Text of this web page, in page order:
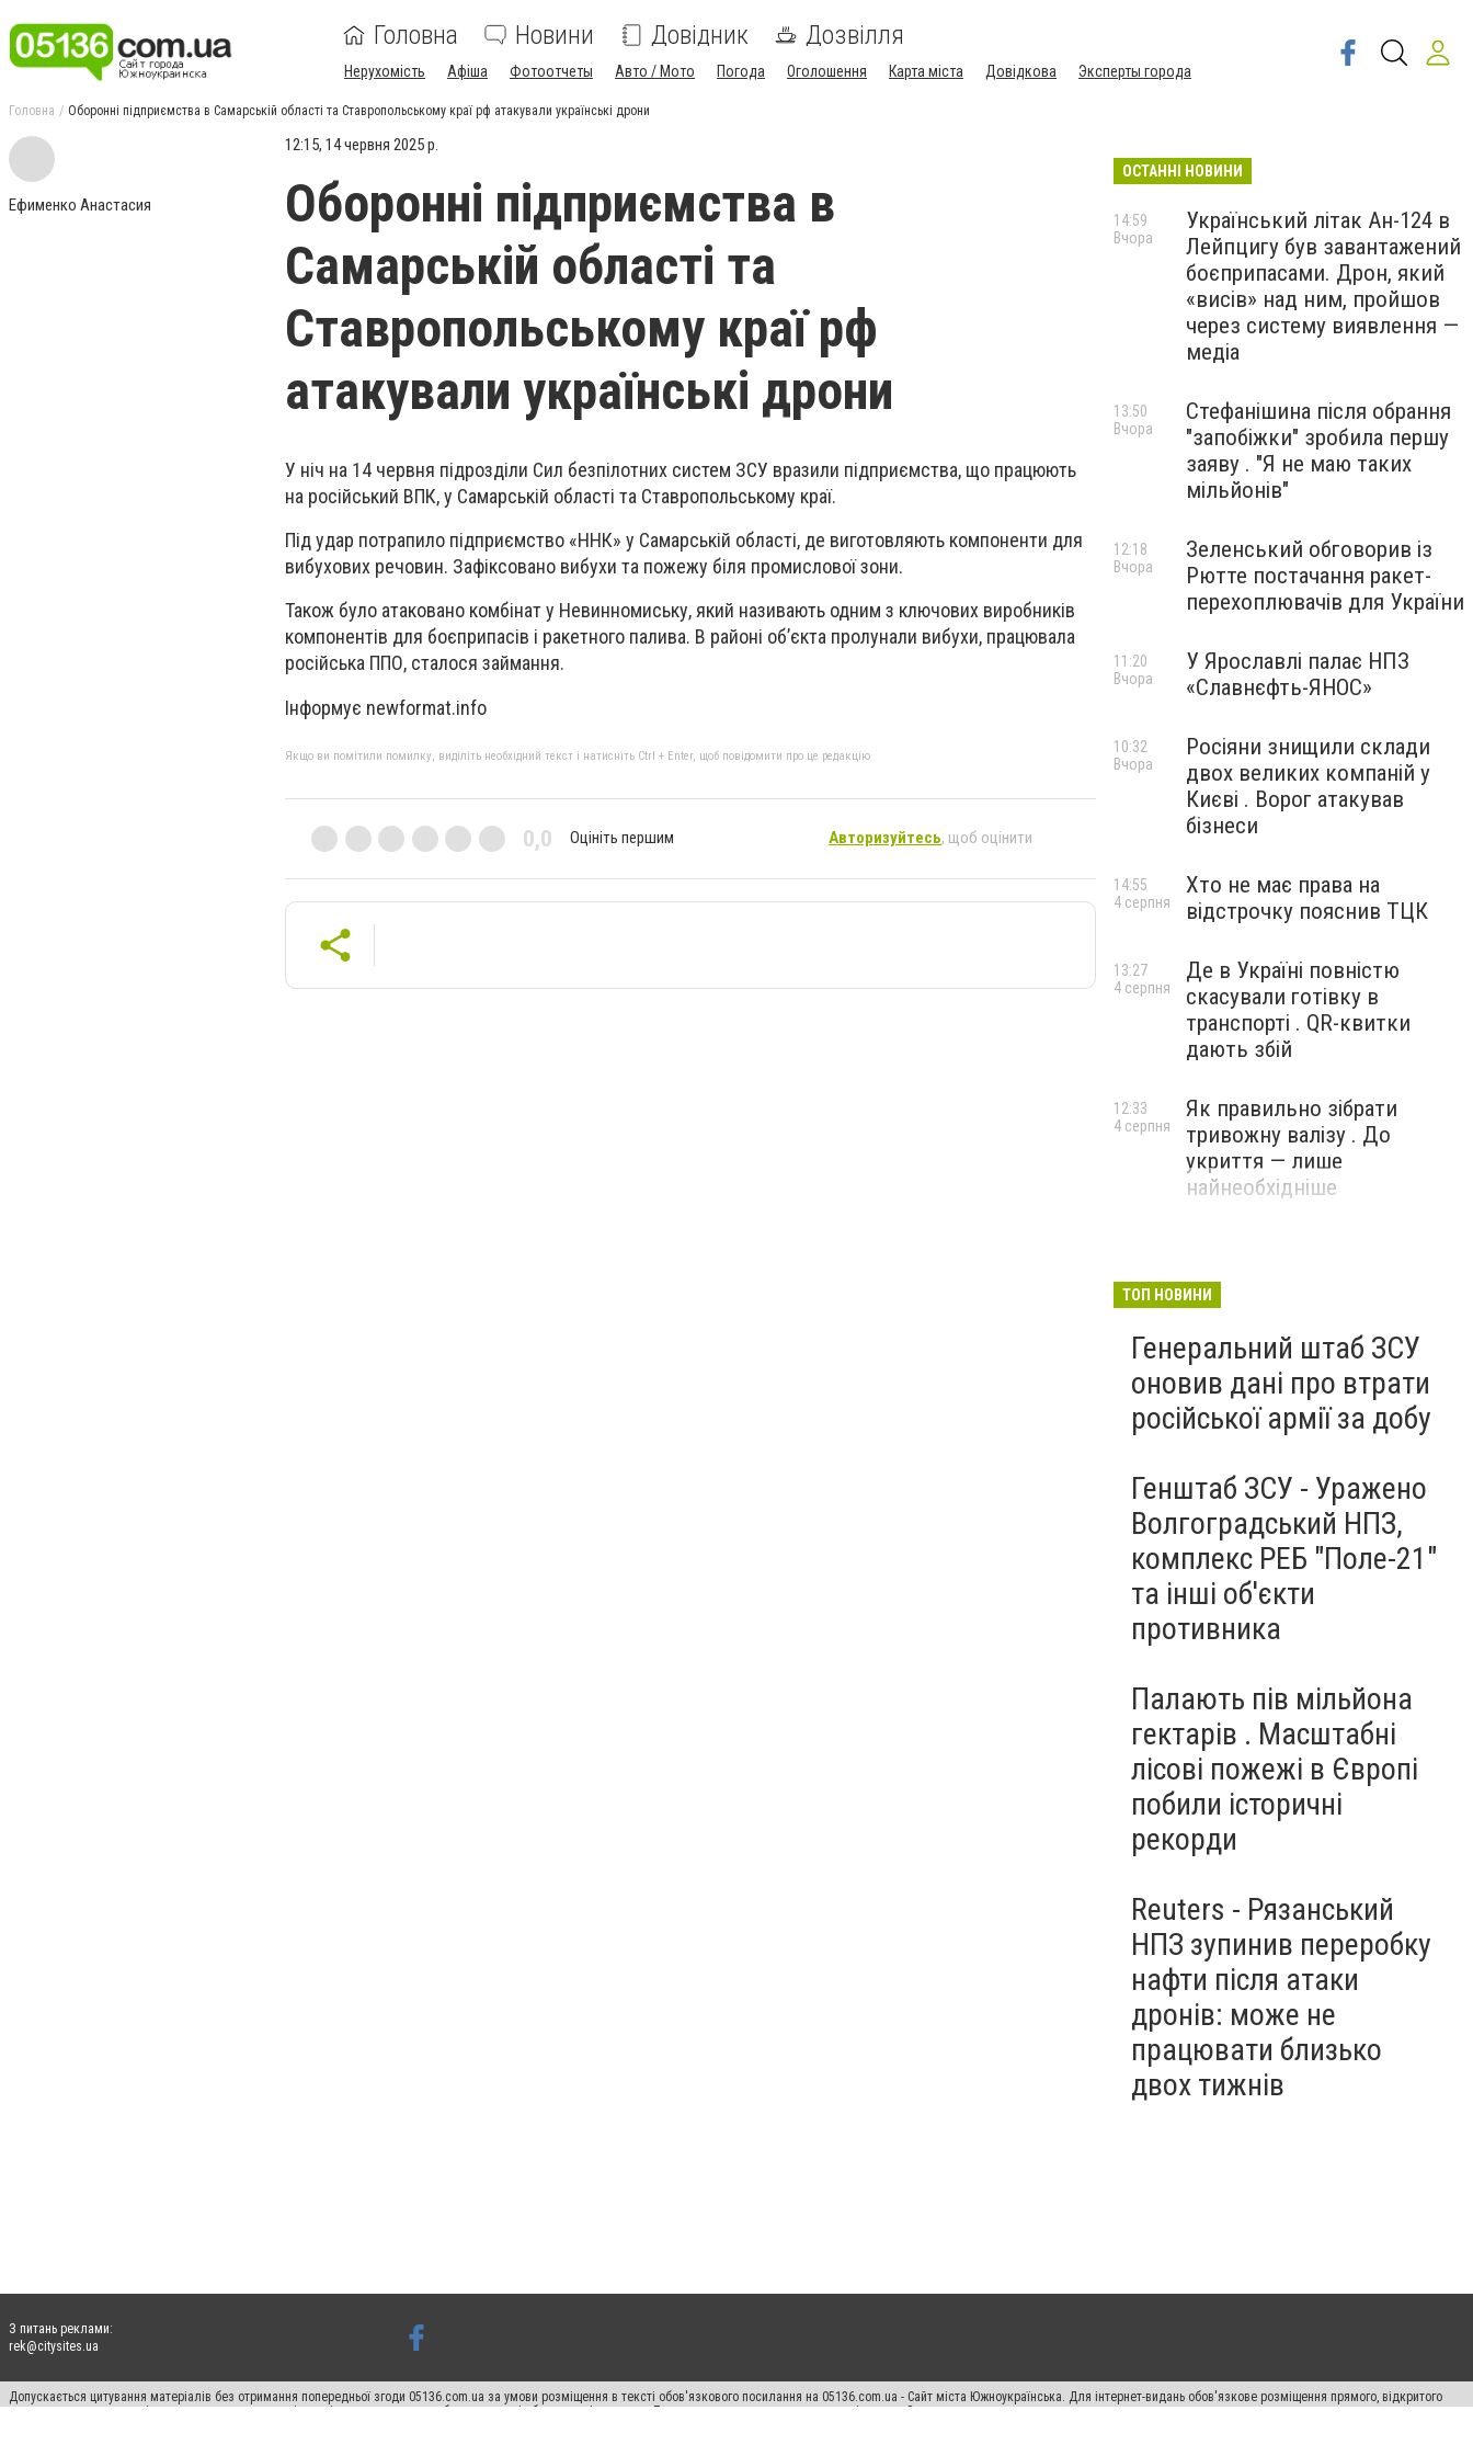
Головна Новини Довідник Дозвілля
Нерухомість Афіша Фотоотчеты Авто / Мото Погода Оголошення Карта міста Довідкова Эксперты города
Головна Оборонні підприємства в Самарській області та Ставропольському краї рф атакували українські дрони
Ефименко Анастасия
12:15, 14 червня 2025 р.
Оборонні підприємства в
Самарській області та
Ставропольському краї рф
атакували українські дрони
У ніч на 14 червня підрозділи Сил безпілотних систем ЗСУ вразили підприємства, що працюють
на російський ВПК, у Самарській області та Ставропольському краї.
Під удар потрапило підприємство «ННК» у Самарській області, де виготовляють компоненти для
вибухових речовин. Зафіксовано вибухи та пожежу біля промислової зони.
Також було атаковано комбінат у Невинномиську, який називають одним з ключових виробників
компонентів для боєприпасів і ракетного палива. В районі об’єкта пролунали вибухи, працювала
російська ППО, сталося займання.
Інформує newformat.info
Якщо ви помітили помилку, виділіть необхідний текст і натисніть Ctrl + Enter, щоб повідомити про це редакцію
0,0 Оцініть першим Авторизуйтесь, щоб оцінити
ОСТАННІ НОВИНИ
Український літак Ан-124 в
Лейпцигу був завантажений
боєприпасами. Дрон, який
«висів» над ним, пройшов
через систему виявлення —
медіа
14:59
Вчора
Стефанішина після обрання
"запобіжки" зробила першу
заяву . "Я не маю таких
мільйонів"
13:50
Вчора
Зеленський обговорив із
Рютте постачання ракет-
перехоплювачів для України
12:18
Вчора
У Ярославлі палає НПЗ
«Славнєфть-ЯНОС»
11:20
Вчора
Росіяни знищили склади
двох великих компаній у
Києві . Ворог атакував
бізнеси
10:32
Вчора
Хто не має права на
відстрочку пояснив ТЦК
14:55
4 серпня
Де в Україні повністю
скасували готівку в
транспорті . QR-квитки
дають збій
13:27
4 серпня
Як правильно зібрати
тривожну валізу . До
укриття — лише
найнеобхідніше
12:33
4 серпня
ТОП НОВИНИ
Генеральний штаб ЗСУ
оновив дані про втрати
російської армії за добу
Генштаб ЗСУ - Уражено
Волгоградський НПЗ,
комплекс РЕБ "Поле-21"
та інші об'єкти
противника
Палають пів мільйона
гектарів . Масштабні
лісові пожежі в Європі
побили історичні
рекорди
Reuters - Рязанський
НПЗ зупинив переробку
нафти після атаки
дронів: може не
працювати близько
двох тижнів
З питань реклами:
rek@citysites.ua
Допускається цитування матеріалів без отримання попередньої згоди 05136.com.ua за умови розміщення в тексті обов'язкового посилання на 05136.com.ua - Сайт міста Южноукраїнська. Для інтернет-видань обов'язкове розміщення прямого, відкритого
для пошукових систем гіперпосилання на цитовані статті не нижче другого абзацу в тексті або в якості джерела. Порушення виняткових прав переслідується Законом.